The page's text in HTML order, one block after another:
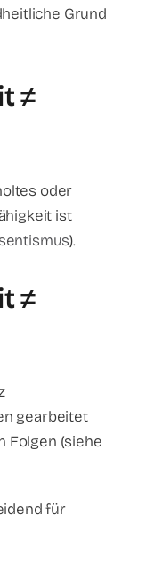
Grund
≠
oder
ist
).
≠
gearbeitet
Folgen (siehe
für